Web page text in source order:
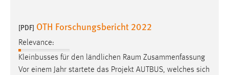
[PDF] OTH Forschungsbericht 2022
Relevance:
Kleinbusses für den ländlichen Raum Zusammenfassung
Vor einem Jahr startete das Projekt AUTBUS, welches sich